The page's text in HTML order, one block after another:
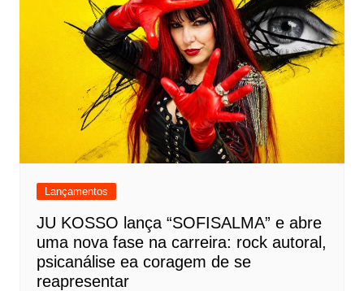
Lançamentos
JU KOSSO lança “SOFISALMA” e abre
uma nova fase na carreira: rock autoral,
psicanálise ea coragem de se
reapresentar